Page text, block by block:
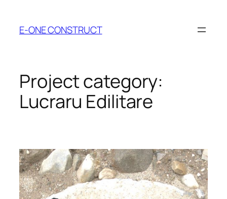
content
E-ONE CONSTRUCT
Project category:
Lucraru Edilitare